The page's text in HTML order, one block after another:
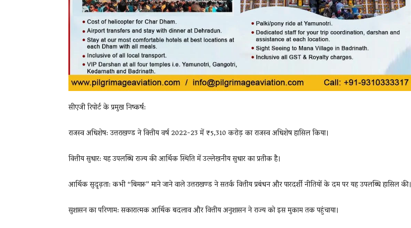
सीएजी रिपोर्ट के प्रमुख निष्कर्ष:
राजस्व अधिशेष: उत्तराखण्ड ने वित्तीय वर्ष 2022-23 में ₹5,310 करोड़ का राजस्व अधिशेष हासिल किया।
वित्तीय सुधार: यह उपलब्धि राज्य की आर्थिक स्थिति में उल्लेखनीय सुधार का प्रतीक है।
आर्थिक सुदृढ़ता: कभी “बिमारू” माने जाने वाले उत्तराखण्ड ने सतर्क वित्तीय प्रबंधन और पारदर्शी नीतियों के दम पर यह उपलब्धि हासिल की।
सुशासन का परिणाम: सकारात्मक आर्थिक बदलाव और वित्तीय अनुशासन ने राज्य को इस मुकाम तक पहुंचाया।